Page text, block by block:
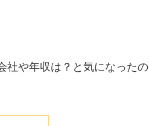
社や年収は？と気になったの